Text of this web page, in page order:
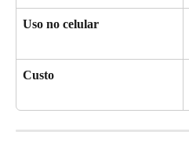
Uso no celular
Custo